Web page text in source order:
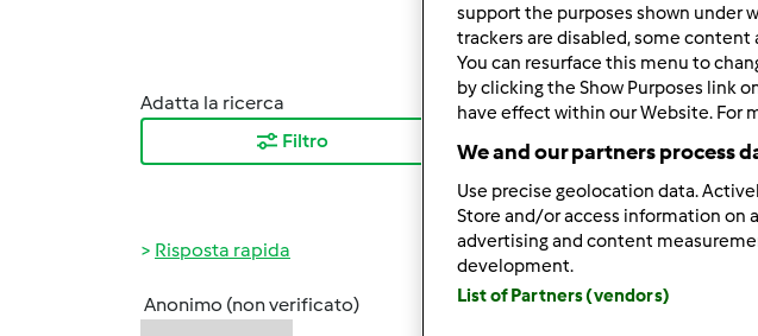
Adatta la ricerca
Filtro
Ordina per:
I risultati più recenti
Risposta rapida
Anonimo (non verificato)
support the purposes shown under
trackers are disabled, some content
You can resurface this menu to
by clicking the Show Purposes link
have effect within our Website. For
We and our partners process
Use precise geolocation data.
Store and/or access information on
advertising and content
development.
List of Partners (vendors)